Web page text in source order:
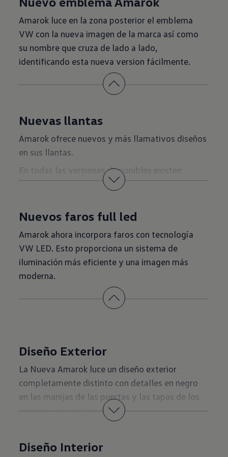
Amarok luce en la zona posterior el emblema
VW con la nueva imagen de la marca así como
su nombre que cruza de lado a lado,
identificando esta nueva version fácilmente.
Nuevas llantas
Amarok ofrece nuevos y más llamativos diseños
en sus llantas.
En todas las versiones disponibles existen
nuevas llantas desde 18”, mejor diseño de rines,
Nuevos faros full led
Amarok ahora incorpora faros con tecnología
VW LED. Esto proporciona un sistema de
iluminación más eficiente y una imagen más
moderna.
Diseño Exterior
La Nueva Amarok luce un diseño exterior
completamente distinto con detalles en negro
en las manijas de las puertas y las tapas de los
espejos. (por confirmar)
La Nueva Amarok se distingue con una capacidad
Diseño Interior